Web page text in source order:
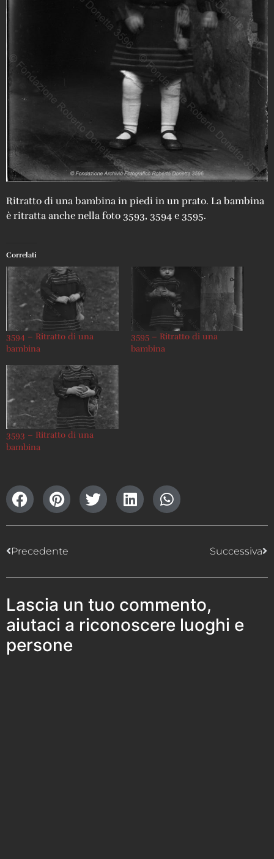
Ritratto di una bambina in piedi in un prato. La bambina
è ritratta anche nella foto 3593, 3594 e 3595.
Correlati
3594 – Ritratto di una
bambina
3595 – Ritratto di una
bambina
3593 – Ritratto di una
bambina
Precedente Successiva
Lascia un tuo commento,
aiutaci a riconoscere luoghi e
persone